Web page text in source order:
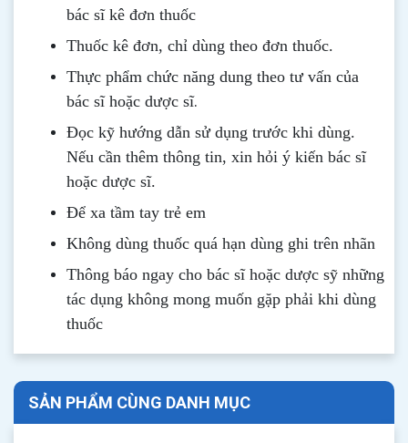
bác sĩ kê đơn thuốc
Thuốc kê đơn, chỉ dùng theo đơn thuốc.
Thực phẩm chức năng dung theo tư vấn của
bác sĩ hoặc dược sĩ.
Đọc kỹ hướng dẫn sử dụng trước khi dùng.
Nếu cần thêm thông tin, xin hỏi ý kiến bác sĩ
hoặc dược sĩ.
Để xa tầm tay trẻ em
Không dùng thuốc quá hạn dùng ghi trên nhãn
Thông báo ngay cho bác sĩ hoặc dược sỹ những
tác dụng không mong muốn gặp phải khi dùng
thuốc
SẢN PHẨM CÙNG DANH MỤC